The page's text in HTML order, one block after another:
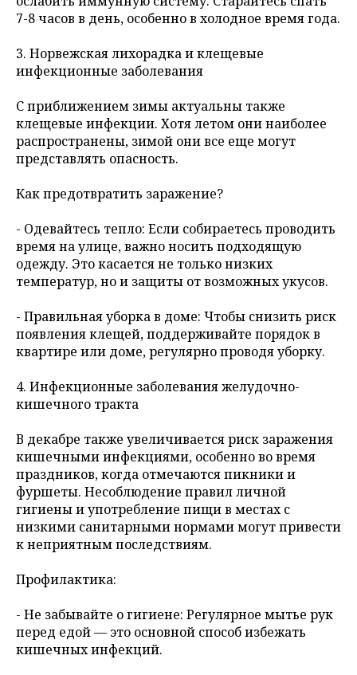
7-8 часов в день, особенно в холодное время года.
3. Норвежская лихорадка и клещевые
инфекционные заболевания
С приближением зимы актуальны также
клещевые инфекции. Хотя летом они наиболее
распространены, зимой они все еще могут
представлять опасность.
Как предотвратить заражение?
- Одевайтесь тепло: Если собираетесь проводить
время на улице, важно носить подходящую
одежду. Это касается не только низких
температур, но и защиты от возможных укусов.
- Правильная уборка в доме: Чтобы снизить риск
появления клещей, поддерживайте порядок в
квартире или доме, регулярно проводя уборку.
4. Инфекционные заболевания желудочно-
кишечного тракта
В декабре также увеличивается риск заражения
кишечными инфекциями, особенно во время
праздников, когда отмечаются пикники и
фуршеты. Несоблюдение правил личной
гигиены и употребление пищи в местах с
низкими санитарными нормами могут привести
к неприятным последствиям.
Профилактика:
- Не забывайте о гигиене: Регулярное мытье рук
перед едой — это основной способ избежать
кишечных инфекций.